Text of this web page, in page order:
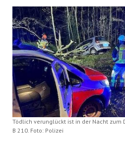
Tödlich verunglückt ist in der Nacht zum
B 210. Foto: Polizei